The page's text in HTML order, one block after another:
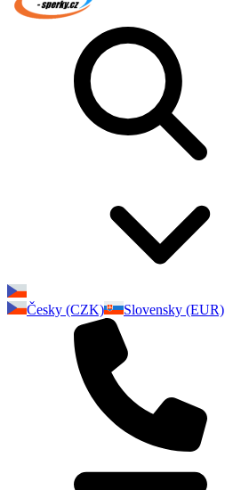
Česky (CZK)
Slovensky (EUR)